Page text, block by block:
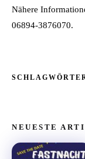
Nähere
06894-3876070.
NEUESTE